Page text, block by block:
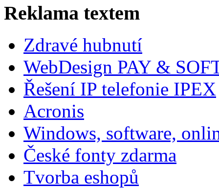
Reklama textem
Zdravé hubnutí
WebDesign PAY &
Řešení IP telefonie IPEX
Acronis
Windows, software,
České fonty zdarma
Tvorba eshopů